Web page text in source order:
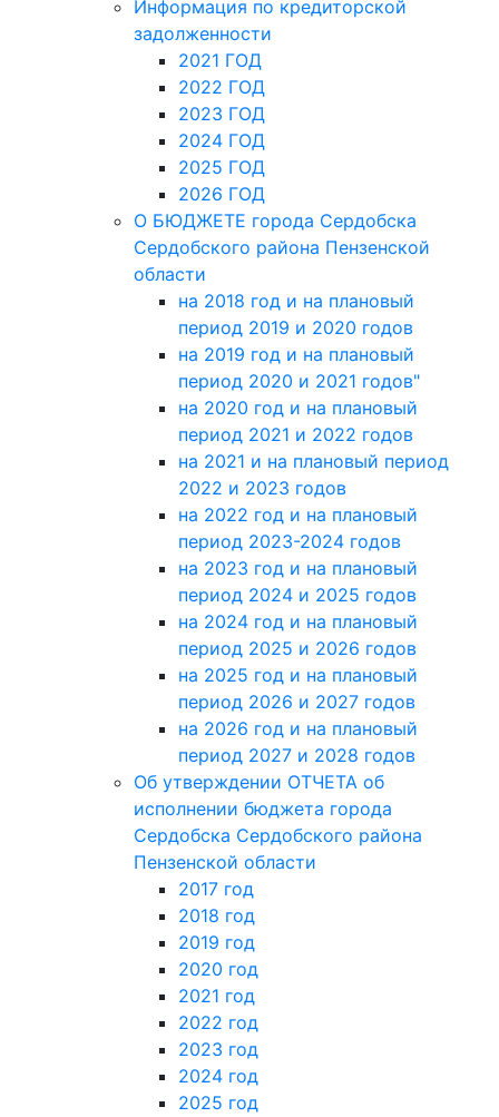
Информация по кредиторской
задолженности
2021 ГОД
2022 ГОД
2023 ГОД
2024 ГОД
2025 ГОД
2026 ГОД
О БЮДЖЕТЕ города Сердобска
Сердобского района Пензенской
области
на 2018 год и на плановый
период 2019 и 2020 годов
на 2019 год и на плановый
период 2020 и 2021 годов"
на 2020 год и на плановый
период 2021 и 2022 годов
на 2021 и на плановый период
2022 и 2023 годов
на 2022 год и на плановый
период 2023-2024 годов
на 2023 год и на плановый
период 2024 и 2025 годов
на 2024 год и на плановый
период 2025 и 2026 годов
на 2025 год и на плановый
период 2026 и 2027 годов
на 2026 год и на плановый
период 2027 и 2028 годов
Об утверждении ОТЧЕТА об
исполнении бюджета города
Сердобска Сердобского района
Пензенской области
2017 год
2018 год
2019 год
2020 год
2021 год
2022 год
2023 год
2024 год
2025 год